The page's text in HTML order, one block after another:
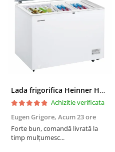
Lada frigorifica Heinner HCF-287CNHE++, 287 l, Clasa E, Compresor inverter, Iluminare LED, Functionalitate frigider, Alb
Achizitie verificata
Eugen Grigore, Acum 23 ore
Forte bun, comandă livrată la
timp mulțumesc...